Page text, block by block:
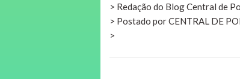
> Redação do Blog Central de
> Postado por CENTRAL DE
>